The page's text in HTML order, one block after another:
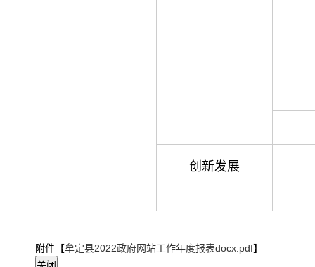
创新发展
附件【牟定县2022政府网站工作年度报表docx.pdf】